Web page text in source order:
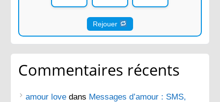
Rejouer
Commentaires récents
amour love dans Messages d’amour : SMS,